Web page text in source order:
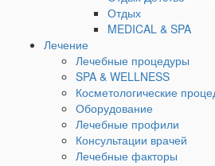
Отдых
MEDICAL & SPA
Лечение
Лечебные процедуры
SPA & WELLNESS
Косметологические
Оборудование
Лечебные профили
Консультации врачей
Лечебные факторы
Полотенца
Тапочки
Просим обратить внимание:
дизайн комнат может отличаться;
кроватей предоставляется в
зависимости от наличия
гарантируется.